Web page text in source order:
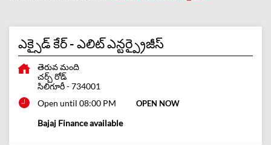
ఎక్సైడ్ కేర్ - ఎలిట్ ఎన్టర్ప్రైజీస్
తెరువ మంది
చర్చ్ రోడ్
సిలిగూరీ-734001
Open until 08:00 PM
OPEN NOW
Bajaj Finance available